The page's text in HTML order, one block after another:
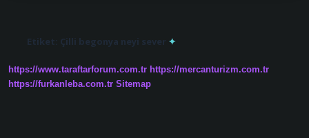
Etiket: Çilli begonya neyi sever
https://www.taraftarforum.com.tr https://mercanturizm.com.tr
https://furkanleba.com.tr Sitemap